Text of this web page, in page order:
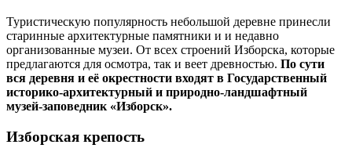
Туристическую популярность небольшой деревне принесли
старинные архитектурные памятники и и недавно
организованные музеи. От всех строений Изборска, которые
предлагаются для осмотра, так и веет древностью. По сути
вся деревня и её окрестности входят в Государственный
историко-архитектурный и природно-ландшафтный
музей-заповедник «Изборск».
Изборская крепость